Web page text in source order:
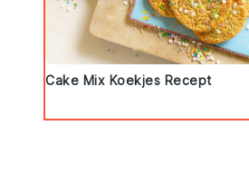
Cake Mix Koekjes Recept